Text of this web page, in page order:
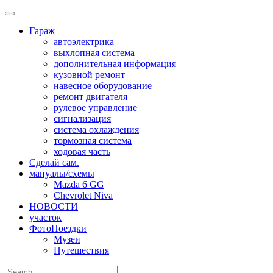
Skip
contentГараж
автоэлектрика
выхлопная система
дополнительная информация
кузовной ремонт
навесное оборудование
ремонт двигателя
рулевое управление
сигнализация
система охлаждения
тормозная система
ходовая часть
Сделай сам.
мануалы/схемы
Mazda 6 GG
Chevrolet Niva
НОВОСТИ
участок
ФотоПоездки
Музеи
Путешествия
Search